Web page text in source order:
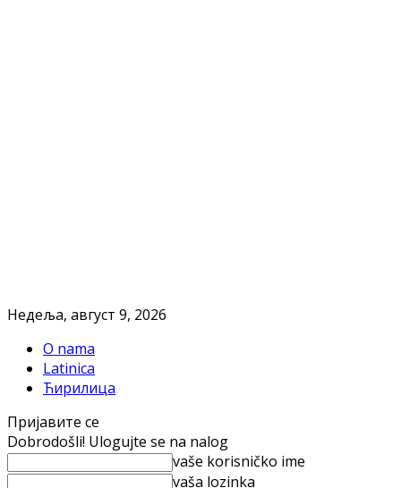
Недеља, август 9, 2026
O nama
Latinica
Ћирилица
Пријавите се
Dobrodošli! Ulogujte se na nalog
vaše korisničko ime
vaša lozinka